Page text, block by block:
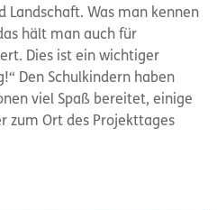
Was man kennen
hält man auch für
Dies ist ein wichtiger
Den Schulkindern haben
viel Spaß bereitet, einige
zum Ort des Projekttages